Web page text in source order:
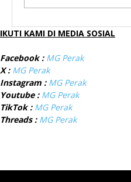
IKUTI KAMI DI MEDIA SOSIAL
Facebook : MG Perak
X : MG Perak
Instagram : MG Perak
Youtube : MG Perak
TikTok : MG Perak
Threads : MG Perak